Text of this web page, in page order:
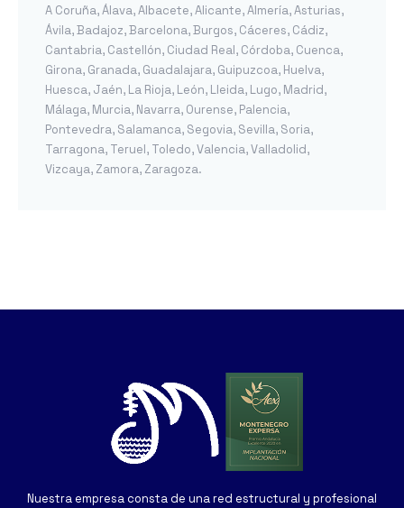
A Coruña,Álava,Albacete,Alicante,Almería,Asturias,
Ávila,Badajoz,Barcelona,Burgos, Cáceres, Cádiz,
Cantabria, Castellón, Ciudad Real, Córdoba, Cuenca,
Girona, Granada, Guadalajara, Guipuzcoa, Huelva,
Huesca, Jaén, La Rioja, León, Lleida, Lugo, Madrid,
Málaga, Murcia, Navarra, Ourense, Palencia,
Pontevedra, Salamanca, Segovia, Sevilla, Soria,
Tarragona, Teruel, Toledo,Valencia,Valladolid,
Vizcaya, Zamora, Zaragoza.
Nuestra empresa consta de una red estructural y profesional